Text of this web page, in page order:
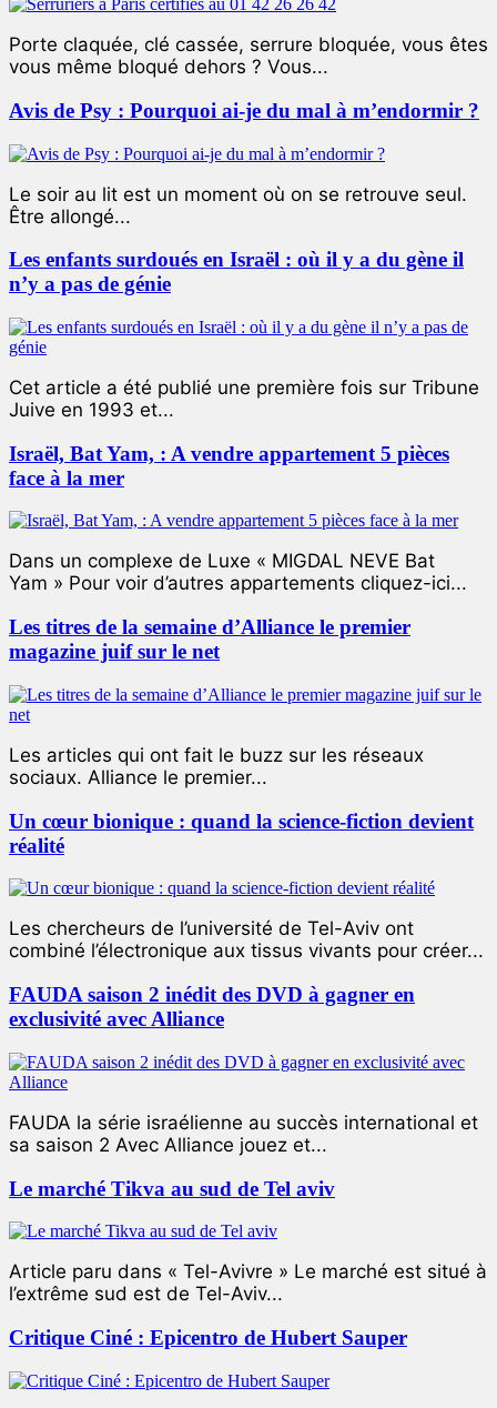
Porte claquée, clé cassée, serrure bloquée, vous êtes
vous même bloqué dehors ? Vous...
Avis de Psy : Pourquoi ai-je du mal à m’endormir ?
Le soir au lit est un moment où on se retrouve seul.
Être allongé...
Les enfants surdoués en Israël : où il y a du gène il
n’y a pas de génie
Cet article a été publié une première fois sur Tribune
Juive en 1993 et...
Israël, Bat Yam, : A vendre appartement 5 pièces
face à la mer
Dans un complexe de Luxe « MIGDAL NEVE Bat
Yam » Pour voir d’autres appartements cliquez-ici...
Les titres de la semaine d’Alliance le premier
magazine juif sur le net
Les articles qui ont fait le buzz sur les réseaux
sociaux. Alliance le premier...
Un cœur bionique : quand la science-fiction devient
réalité
Les chercheurs de l’université de Tel-Aviv ont
combiné l’électronique aux tissus vivants pour créer...
FAUDA saison 2 inédit des DVD à gagner en
exclusivité avec Alliance
FAUDA la série israélienne au succès international et
sa saison 2 Avec Alliance jouez et...
Le marché Tikva au sud de Tel aviv
Article paru dans « Tel-Avivre » Le marché est situé à
l’extrême sud est de Tel-Aviv...
Critique Ciné : Epicentro de Hubert Sauper